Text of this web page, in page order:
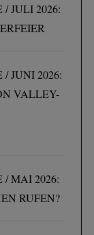
JULI 2026:
JUNI 2026:
VALLEY-
MAI 2026:
RUFEN?